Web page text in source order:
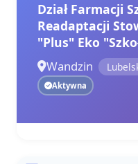
Dział Farmacji
Readaptacji
"Plus" Eko
Wandzin
Aktywna